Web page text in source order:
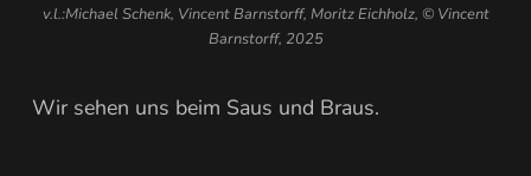
v.l.:Michael Schenk, Vincent Barnstorff, Moritz Eichholz, © Vincent
Barnstorff, 2025
Wir sehen uns beim Saus und Braus.